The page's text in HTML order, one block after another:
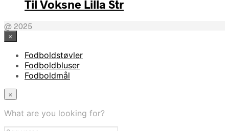
Til Voksne Lilla Str
@ 2025
×
Fodboldstøvler
Fodboldbluser
Fodboldmål
×
What are you looking for?